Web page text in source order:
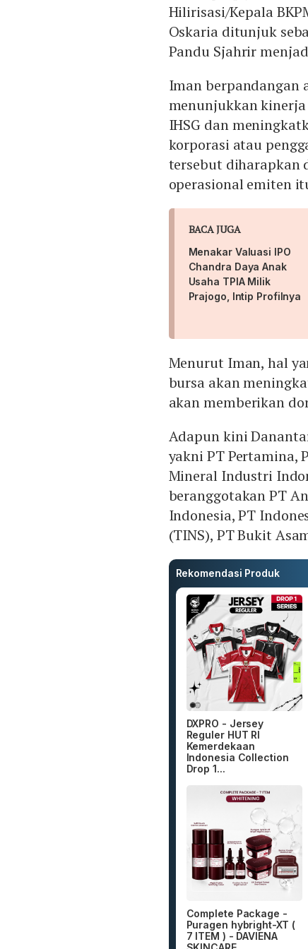
Hilirisasi/Kepala
Oskaria ditunjuk
Pandu Sjahrir
Iman berpandangan
menunjukkan
IHSG dan
korporasi atau
tersebut diharapkan
operasional emiten
BACA JUGA
Menakar Valuasi IPO
Chandra Daya Anak
Usaha TPIA Milik
Prajogo, Intip Profilnya
Menurut Iman, hal
bursa akan
akan memberikan
Adapun kini
yakni PT Pertamina,
Mineral Industri
beranggotakan PT
Indonesia, PT
(TINS), PT Bukit
Rekomendasi Produk
DXPRO - Jersey
Reguler HUT RI
Kemerdekaan
Indonesia Collection
Drop 1...
Complete Package -
Puragen hybright-XT (
7 ITEM ) - DAVIENA